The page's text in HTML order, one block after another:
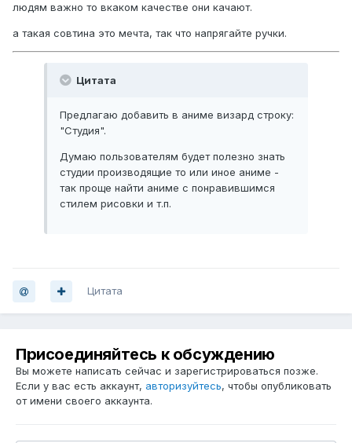
людям важно то вкаком качестве они качают.
а такая совтина это мечта, так что напрягайте ручки.
Цитата
Предлагаю добавить в аниме визард строку:
"Студия".
Думаю пользователям будет полезно знать
студии производящие то или иное аниме -
так проще найти аниме с понравившимся
стилем рисовки и т.п.
Цитата
Присоединяйтесь к обсуждению
Вы можете написать сейчас и зарегистрироваться позже.
Если у вас есть аккаунт, авторизуйтесь, чтобы опубликовать
от имени своего аккаунта.